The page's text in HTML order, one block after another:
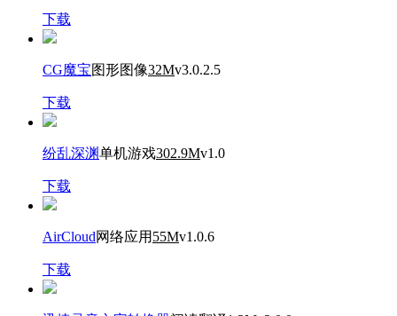
下载
CG魔宝图形图像32Mv3.0.2.5
下载
纷乱深渊单机游戏302.9Mv1.0
下载
AirCloud网络应用 55Mv1.0.6
下载